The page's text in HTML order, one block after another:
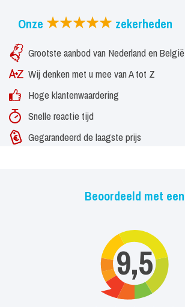
Onze zekerheden
Grootste aanbod van Nederland en België
Wij denken met u mee van A tot Z
Hoge klantenwaardering
Snelle reactie tijd
Gegarandeerd de laagste prijs
Beoordeeld met een
9,5